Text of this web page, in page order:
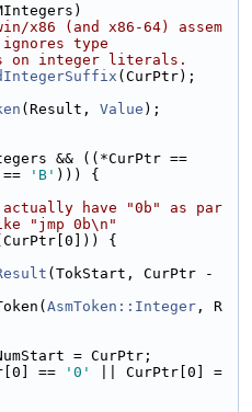
x86 (and x86-64) assem
type
on integer literals.
(CurPtr);
(Result, Value );
'B' ))) {
have "0b" as par
"jmp 0b\n"
{
(TokStart, CurPtr -
AsmToken::Integer , R
= CurPtr;
== '0'
|| CurPtr[0] =